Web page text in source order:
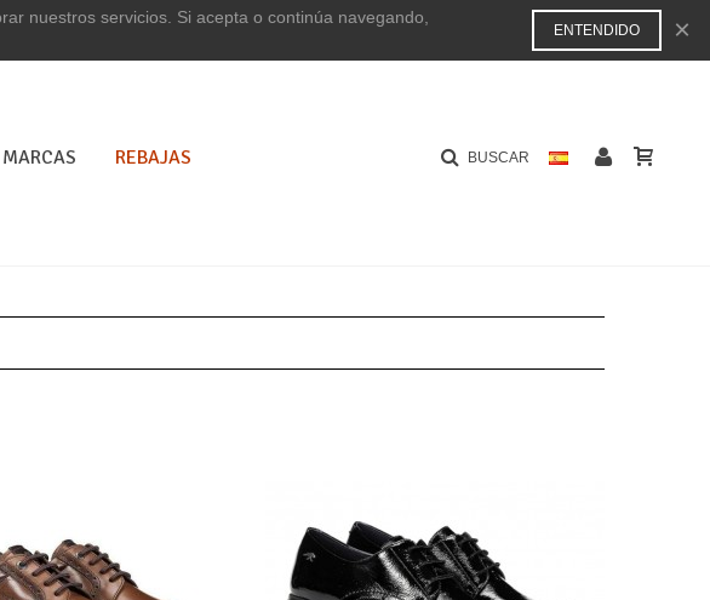
nuestros servicios. Si acepta o continúa navegando,
ENTENDIDO ×
MARCAS REBAJAS BUSCAR